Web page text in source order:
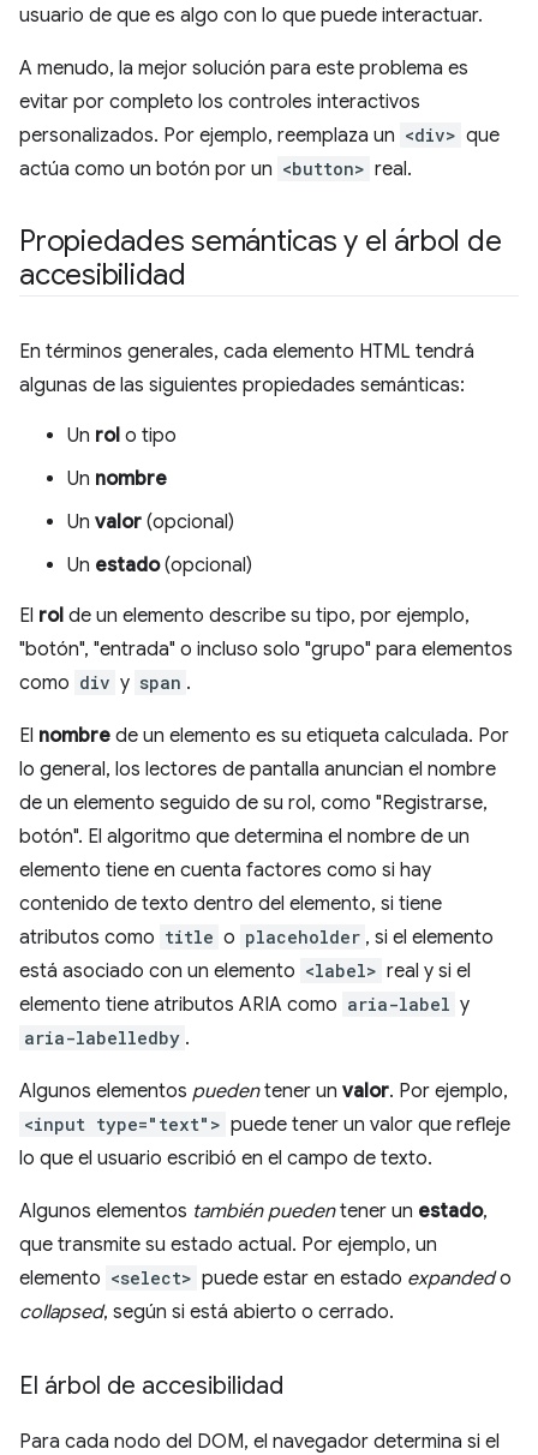
usuario de que es algo con lo que puede interactuar.
A menudo, la mejor solución para este problema es
evitar por completo los controles interactivos
personalizados. Por ejemplo, reemplaza un <div> que
actúa como un botón por un <button> real.
Propiedades semánticas y el árbol de
accesibilidad
En términos generales, cada elemento HTML tendrá
algunas de las siguientes propiedades semánticas:
Un rol o tipo
Un nombre
Un valor (opcional)
Un estado(opcional)
El rol de un elemento describe su tipo, por ejemplo,
"botón", "entrada" o incluso solo "grupo" para elementos
como div y span .
El nombre de un elemento es su etiqueta calculada. Por
lo general, los lectores de pantalla anuncian el nombre
de un elemento seguido de su rol, como "Registrarse,
botón". El algoritmo que determina el nombre de un
elemento tiene en cuenta factores como si hay
contenido de texto dentro del elemento, si tiene
atributos como title o placeholder , si el elemento
está asociado con un elemento <label> real y si el
elemento tiene atributos ARIA como aria-label y
aria-labelledby .
Algunos elementos puedentener un valor. Por ejemplo,
<input type="text"> puede tener un valor que refleje
lo que el usuario escribió en el campo de texto.
Algunos elementos también puedentener un estado,
que transmite su estado actual. Por ejemplo, un
elemento <select> puede estar en estado expandedo
collapsed, según si está abierto o cerrado.
El árbol de accesibilidad
Para cada nodo del DOM, el navegador determina si el